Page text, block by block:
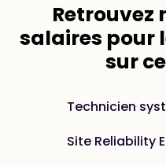
Retrouvez
salaires pour
sur
Technicien
Site Reliability